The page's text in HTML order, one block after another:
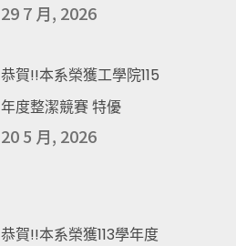
29 7 月, 2026
恭賀!!本系榮獲工學院115
年度整潔競賽 特優
20 5 月, 2026
恭賀!!本系榮獲113學年度